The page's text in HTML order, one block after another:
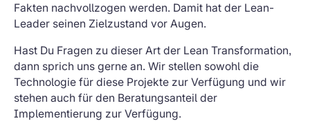
Fakten nachvollzogen werden. Damit hat der Lean-
Leader seinen Zielzustand vor Augen.
Hast Du Fragen zu dieser Art der Lean Transformation,
dann sprich uns gerne an. Wir stellen sowohl die
Technologie für diese Projekte zur Verfügung und wir
stehen auch für den Beratungsanteil der
Implementierung zur Verfügung.